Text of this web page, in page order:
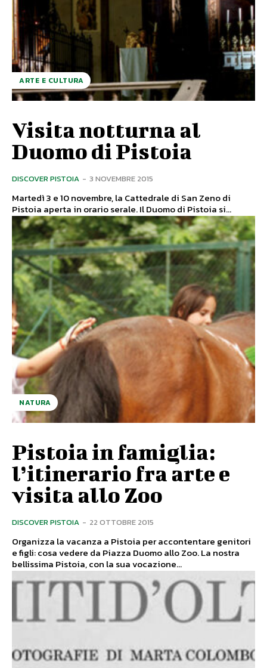
ARTE E CULTURA
Visita notturna al
Duomo di Pistoia
DISCOVER PISTOIA - 3 NOVEMBRE 2015
Martedì 3 e 10 novembre, la Cattedrale di San Zeno di
Pistoia aperta in orario serale. Il Duomo di Pistoia si...
NATURA
Pistoia in famiglia:
l’itinerario fra arte e
visita allo Zoo
DISCOVER PISTOIA - 22 OTTOBRE 2015
Organizza la vacanza a Pistoia per accontentare genitori
e figli: cosa vedere da Piazza Duomo allo Zoo. La nostra
bellissima Pistoia, con la sua vocazione...